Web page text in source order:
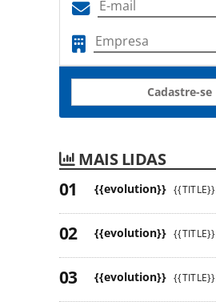
Cadastre-se
MAIS LIDAS
{{evolution}} {{TITLE}}
{{evolution}} {{TITLE}}
{{evolution}} {{TITLE}}